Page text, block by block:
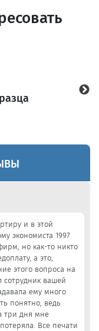
и в этой
экономиста 1997
но как-то никто
а это,
этого вопроса на
сотрудник вашей
ему много
понятно, ведь
три дня мне
Все печати